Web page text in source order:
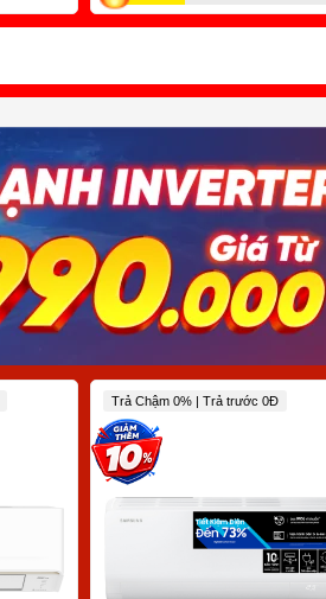
Trả Chậm 0% | Trả trước 0Đ